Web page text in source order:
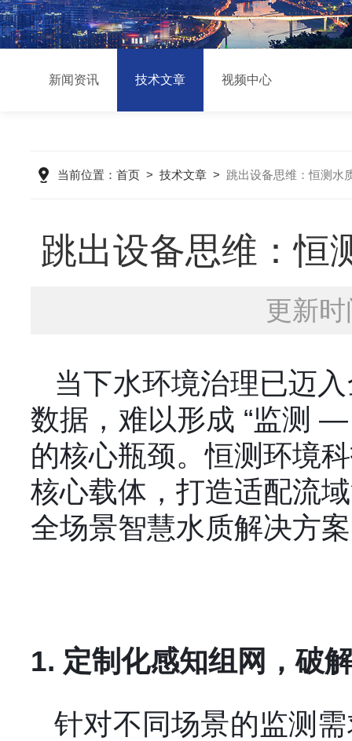
新闻资讯 技术文章 视频中心
当前位置： 首页 > 技术文章 > 跳出设备思维：恒测水
跳出设备思维：恒
更新
当下水环境治理已迈
数据，难以形成 “监测
的核心瓶颈。恒测环境
核心载体，打造适配流
全场景智慧水质解决方
1. 定制化感知组网，破
针对不同场景的监测